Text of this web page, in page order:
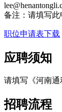
备注：请填写
职位申请表下载
应聘须知
请填写《河南
招聘流程